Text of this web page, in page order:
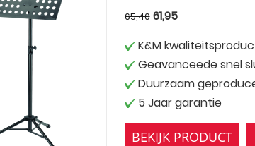
65,40 61,95
K&M
Geavanceede snel
Duurzaam
5 Jaar garantie
BEKIJK PRODUCT